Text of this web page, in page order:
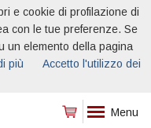
Menu
e cookie di profilazione di
con le tue preferenze. Se
un elemento della pagina
più
Accetto l'utilizzo dei